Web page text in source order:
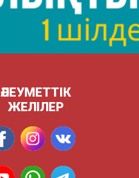
ӘЛЕУМЕТТІК
ЖЕЛІЛЕР